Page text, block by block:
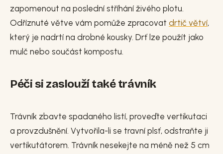
zapomenout na poslední stříhání živého plotu.
Odříznuté větve vám pomůže zpracovat drtič větví,
který je nadrtí na drobné kousky. Drť lze použít jako
mulč nebo součást kompostu.
Péči si zaslouží také trávník
Trávník zbavte spadaného listí, proveďte vertikutaci
a provzdušnění. Vytvořila-li se travní plsť, odstraňte ji
vertikutátorem. Trávník nesekejte na méně než 5 cm